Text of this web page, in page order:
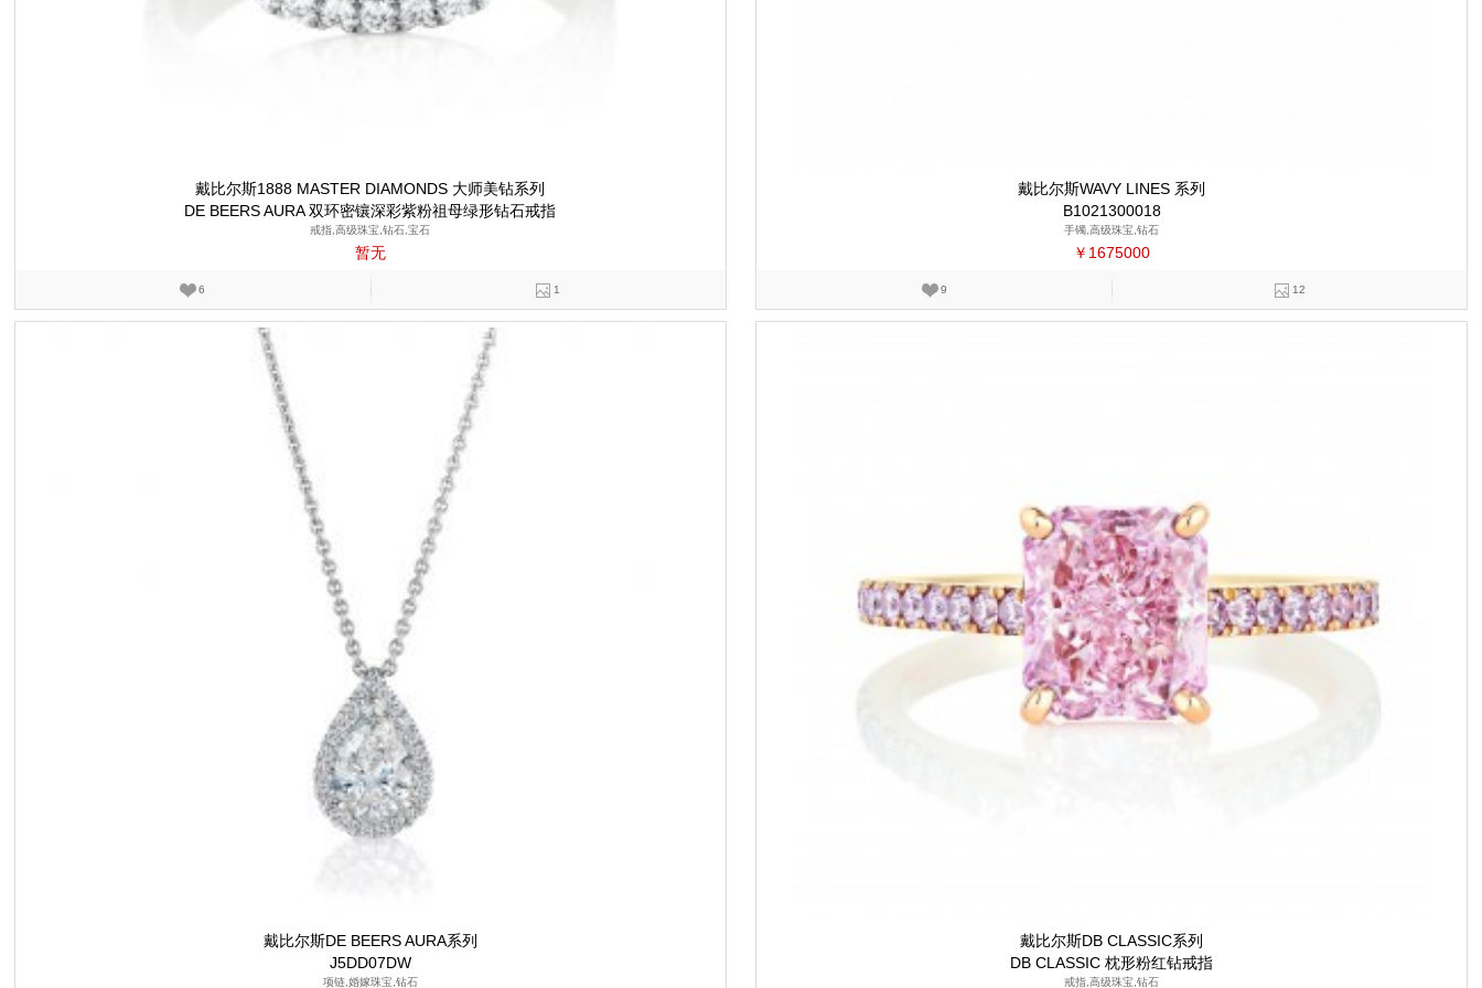
戴比尔斯1888 MASTER DIAMONDS 大师美钻系列
DE BEERS AURA 双环密镶深彩紫粉祖母绿形钻石戒指
戒指,高级珠宝,钻石,宝石
暂无
6 1
戴比尔斯WAVY LINES 系列
B1021300018
手镯,高级珠宝,钻石
￥1675000
9 12
戴比尔斯DE BEERS AURA系列
J5DD07DW
项链,婚嫁珠宝,钻石
戴比尔斯DB CLASSIC系列
DB CLASSIC 枕形粉红钻戒指
戒指,高级珠宝,钻石